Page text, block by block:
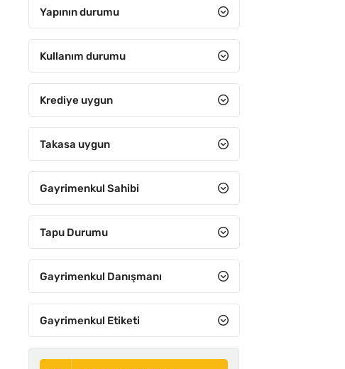
31 ve Üzeri
Yapının durumu
Kullanım durumu
Krediye uygun
Takasa uygun
Gayrimenkul Sahibi
Tapu Durumu
Gayrimenkul Danışmanı
Gayrimenkul Etiketi